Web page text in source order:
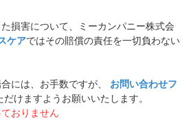
損害について、ミーカンパニー株式会
ケアではその賠償の責任を一切負わない
には、お手数ですが、
お問い合わせフ
けますようお願いいたします。
おりません